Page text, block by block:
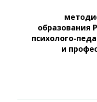
образования
психолого-
и